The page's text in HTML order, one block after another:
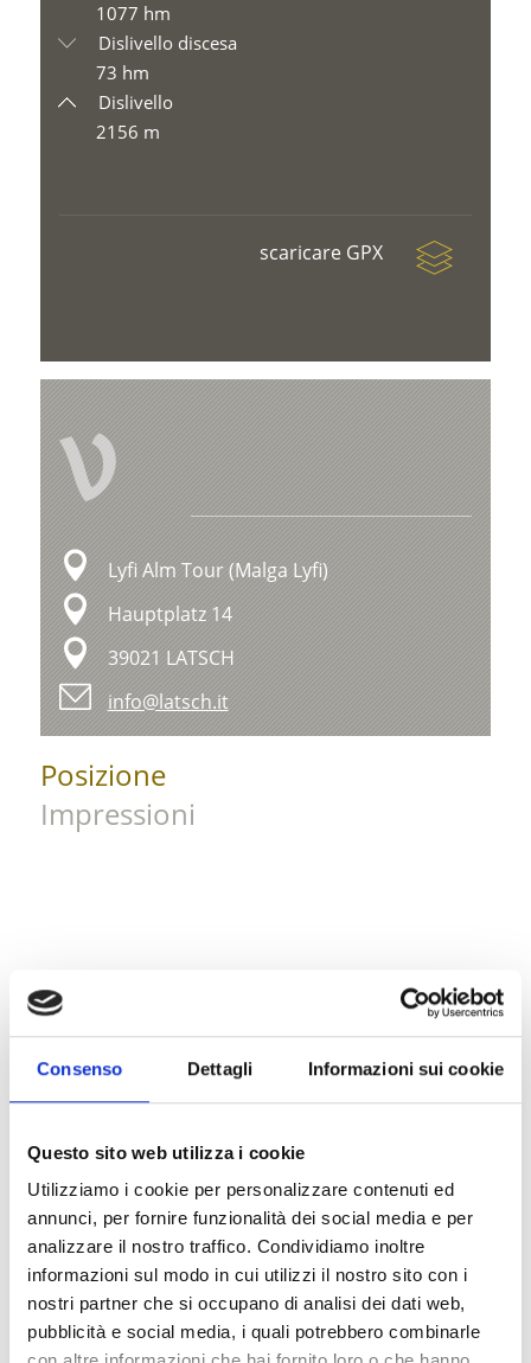
Consenso Dettagli Informazioni sui cookie
Questo sito web utilizza i cookie
Utilizziamo i cookie per personalizzare contenuti ed
annunci, per fornire funzionalità dei social media e per
analizzare il nostro traffico. Condividiamo inoltre
informazioni sul modo in cui utilizzi il nostro sito con i
nostri partner che si occupano di analisi dei dati web,
pubblicità e social media, i quali potrebbero combinarle
1077 hm
Dislivello discesa
73 hm
Dislivello
2156 m
scaricare GPX
V
Lyfi Alm Tour (Malga Lyfi)
Hauptplatz 14
39021 LATSCH
info@latsch.it
Posizione
Impressioni